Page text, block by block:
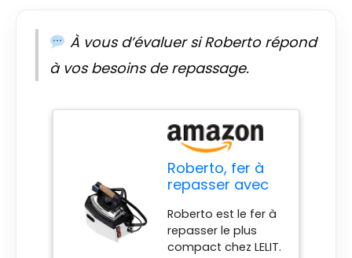
indispensable de
température du fer
gradué placé sur le
fer POIGNÉE
PROFESSIONNELLE:
Antidérapant et
anti-sueur, le liège
est un matériau
imperméable et
ignifuge, idéal pour
une utilisation à
À vous d’évaluer si Roberto répond
à vos besoins de repassage.
Roberto, fer à
repasser avec
séparée
Roberto est le fer à
repasser le plus
compact chez LELIT.